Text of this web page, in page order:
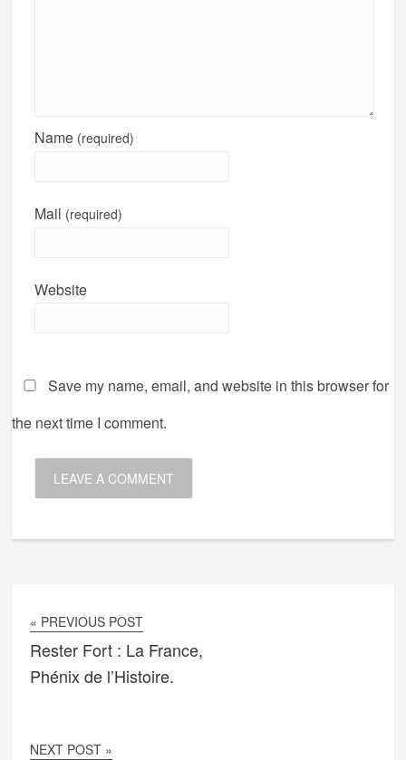
Name (required)
Mail (required)
Website
Save my name, email, and website in this browser for
the next time I comment.
« PREVIOUS POST
Rester Fort : La France,
Phénix de l’Histoire.
NEXT POST »